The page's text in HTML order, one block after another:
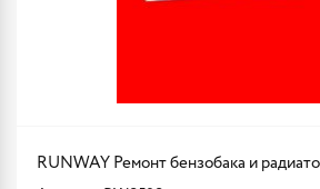
RUNWAY Ремонт бензобака и